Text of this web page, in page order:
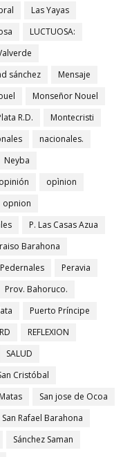
Las Yayas
LUCTUOSA:
sánchez
Mensaje
Monseñor Nouel
R.D.
Montecristi
nacionales.
Neyba
opinión
opìnion
opnion
P. Las Casas Azua
Barahona
Pedernales
Peravia
Prov. Bahoruco.
Puerto Príncipe
RD
REFLEXION
SALUD
Cristóbal
San jose de Ocoa
San Rafael Barahona
Sánchez Saman